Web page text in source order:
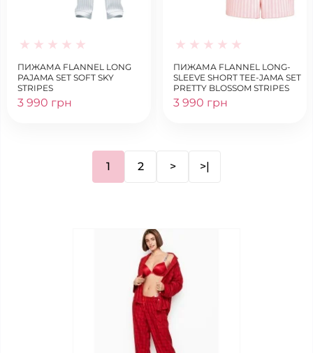
ПИЖАМА FLANNEL LONG
PAJAMA SET SOFT SKY
STRIPES
3 990 грн
ПИЖАМА FLANNEL LONG-
SLEEVE SHORT TEE-JAMA SET
PRETTY BLOSSOM STRIPES
3 990 грн
1 2 > >|